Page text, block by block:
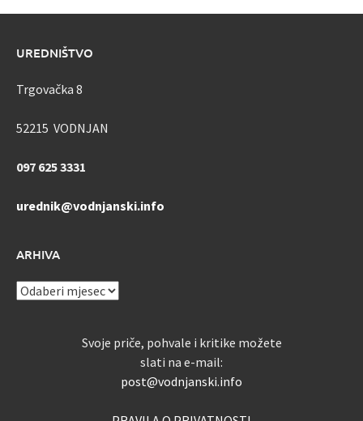
UREDNIŠTVO
Trgovačka 8
52215 VODNJAN
097 625 3331
urednik@vodnjanski.info
ARHIVA
ARHIVA
Svoje priče, pohvale i kritike možete
slati na e-mail:
post@vodnjanski.info